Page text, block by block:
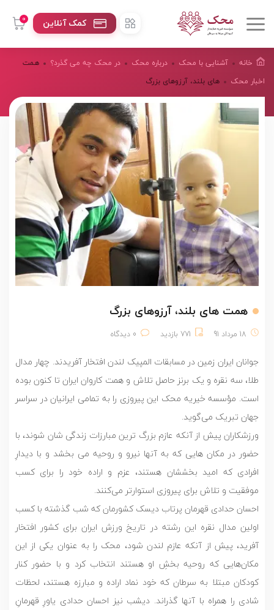
0 کمک آنلاین
خانه آشنایی با محک درباره محک
در محک چه می گذرد؟
اخبار محک
همت
های بلند، آرزوهای بزرگ
همت های بلند، آرزوهای بزرگ
18 مرداد 91 771 بازدید 0 دیدگاه
جوانان ایران زمین در مسابقات المپیک لندن افتخار آفریدند. چهار مدال
طلا، ‌سه نقره و یک برنز حاصل تلاش و همت کاروان ایران تا کنون بوده
است. مؤسسه خیریه محک این پیروزی را به تمامی ایرانیان در سراسر
جهان تبریک می‌گوید.
ورزشکاران پیش از آنکه عازم بزرگ ترین مبارزات زندگی شان شوند، ‌با
حضور در مکان هایی که به آنها نیرو و روحیه می بخشد و با دیدارِ
افرادی که امید بخششان هستند، عزم و اراده خود را برای کسب
موفقیت و تلاش برای پیروزی استوار‌تر می‌کنند.
احسان حدادی قهرمان پرتاب دیسک کشورمان که شب گذشته با کسب
اولین مدال نقره این رشته در تاریخ ورزش ایران برای کشور افتخار
آفرید، پیش از آنکه عازم لندن شود،‌ محک را به عنوان یکی از این
مکان‌هایی که روحیه بخشِ او هستند انتخاب کرد و با حضور کنار
کودکان مبتلا به سرطان که خود نماد اراده و مبارزه هستند، لحظات
شادی را همراه با آنها گذراند. دیشب نیز احسان حدادی یاورِ قهرمانِ